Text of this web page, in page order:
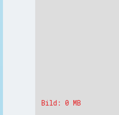
Bild: 0 MB